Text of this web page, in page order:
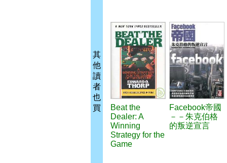
其
他
讀
者
也
買
Beat the
Dealer: A
Winning
Strategy for the
Game
Facebook帝國
－－朱克伯格
的叛逆宣言